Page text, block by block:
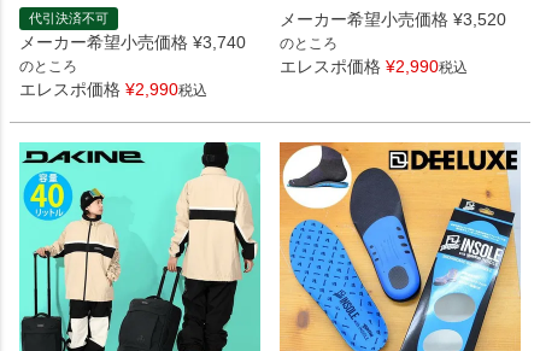
代引決済不可
メーカー希望小売価格 ¥3,740
のところ
エレスポ価格 ¥2,990税込
メーカー希望小売価格 ¥3,520
のところ
エレスポ価格 ¥2,990税込